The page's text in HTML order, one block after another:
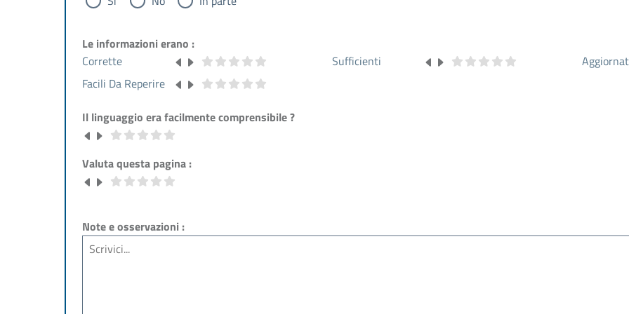
Le informazioni erano :
Corrette
Sufficienti
Facili Da Reperire
Il linguaggio era facilmente comprensibile ?
Valuta questa pagina :
Note e osservazioni :